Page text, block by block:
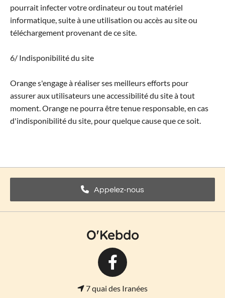
pourrait infecter votre ordinateur ou tout matériel
informatique, suite à une utilisation ou accès au site ou
téléchargement provenant de ce site.
6/ Indisponibilité du site
Orange s'engage à réaliser ses meilleurs efforts pour
assurer aux utilisateurs une accessibilité du site à tout
moment. Orange ne pourra être tenue responsable, en cas
d'indisponibilité du site, pour quelque cause que ce soit.
Appelez-nous
O'Kebdo
7 quai des Iranées